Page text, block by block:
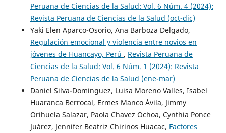
Peruana de Ciencias de la Salud: Vol. 6 Núm. 4 (2024):
Revista Peruana de Ciencias de la Salud (oct-dic)
Yaki Elen Aparco-Osorio, Ana Barboza Delgado,
Regulación emocional y violencia entre novios en
jóvenes de Huancayo, Perú , Revista Peruana de
Ciencias de la Salud: Vol. 6 Núm. 1 (2024): Revista
Peruana de Ciencias de la Salud (ene-mar)
Daniel Silva-Dominguez, Luisa Moreno Valles, Isabel
Huaranca Berrocal, Ermes Manco Ávila, Jimmy
Orihuela Salazar, Paola Chavez Ochoa, Cynthia Ponce
Juárez, Jennifer Beatriz Chirinos Huacac, Factores